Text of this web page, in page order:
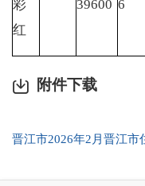
彩
红
39600 6
附件下载
晋江市2026年2月晋江